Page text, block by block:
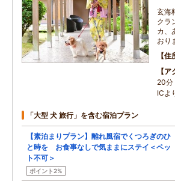
玄海
クラ
カ、
おり
住
ア
20
ICよ
「大型 犬 旅行」を含む宿泊プラン
【素泊まりプラン】離れ風宿でくつろぎのひ
と時を お食事なしで気ままにステイ＜ペッ
ト不可＞
ポイント2%